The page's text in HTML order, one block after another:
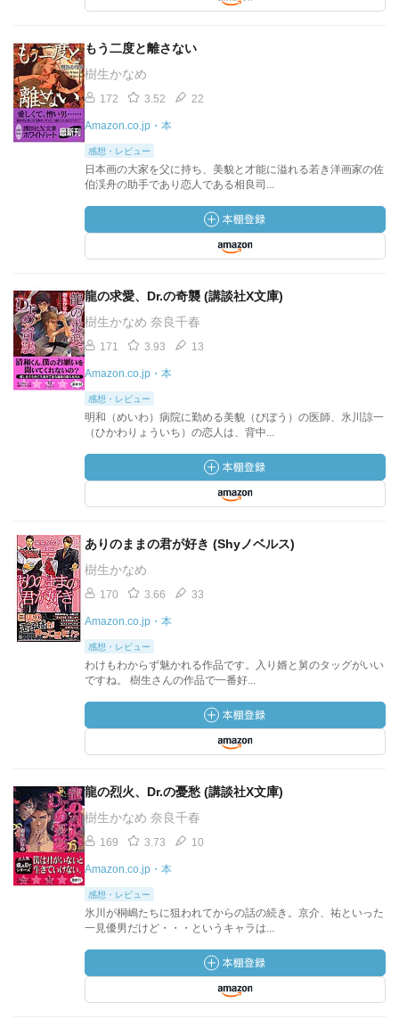
もう二度と離さない
樹生かなめ
172 3.52 22
Amazon.co.jp・本
感想・レビュー
日本画の大家を父に持ち、美貌と才能に溢れる若き洋画家の佐
伯渓舟の助手であり恋人である相良司...
龍の求愛、Dr.の奇襲 (講談社X文庫)
樹生かなめ 奈良千春
171 3.93 13
Amazon.co.jp・本
感想・レビュー
明和（めいわ）病院に勤める美貌（びぼう）の医師、氷川諒一
（ひかわりょういち）の恋人は、背中...
ありのままの君が好き (Shyノベルス)
樹生かなめ
170 3.66 33
Amazon.co.jp・本
感想・レビュー
わけもわからず魅かれる作品です。入り婿と舅のタッグがいい
ですね。 樹生さんの作品で一番好...
龍の烈火、Dr.の憂愁 (講談社X文庫)
樹生かなめ 奈良千春
169 3.73 10
Amazon.co.jp・本
感想・レビュー
氷川が桐嶋たちに狙われてからの話の続き。京介、祐といった
一見優男だけど・・・というキャラは...